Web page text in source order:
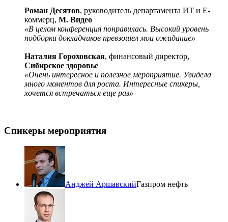
Роман Десятов, руководитель департамента ИТ и Е-
коммерц, М. Видео
«В целом конференция понравилась. Высокий уровень
подборки докладчиков превзошел мои ожидание»
Наталия Гороховская, финансовый директор,
Сибирское здоровье
«Очень интересное и полезное мероприятие. Увидела
много моментов для роста. Интересные спикеры,
хочется встречаться еще раз»
Спикеры мероприятия
Анджей АршавскийГазпром нефть